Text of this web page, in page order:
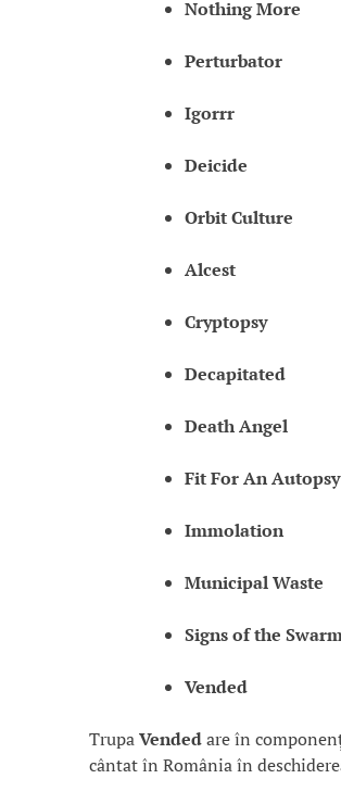
Nothing More
Perturbator
Igorrr
Deicide
Orbit Culture
Alcest
Cryptopsy
Decapitated
Death Angel
Fit For An Autopsy
Immolation
Municipal Waste
Signs of the
Vended
TrupaVendedare în
cântat în România în